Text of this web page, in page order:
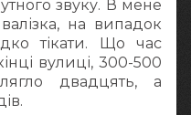
звуку. В мене
на випадок
тікати. Що час
вулиці, 300-500
двадцять, а